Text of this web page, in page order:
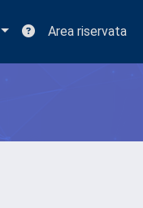
Area riservata